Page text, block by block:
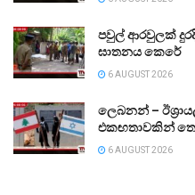
පවුල් ආරවුලක්
ඝාතනය කෙරේ
6 AUGUST 2026
ලෙබනන් –
එකඟතාවකින්
6 AUGUST 2026